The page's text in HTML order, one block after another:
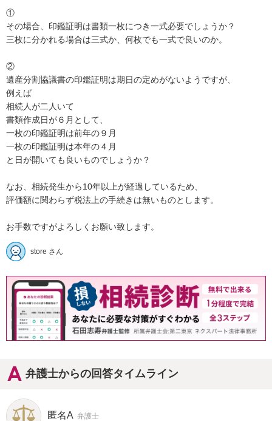
①
その場合、印鑑証明は書類一枚につき一式必要でしょうか？
三枚に分かれる場合は三式か、何枚でも一式で良いのか。
②
遺産分割協議書の印鑑証明は期日の定めがないようですが、
例えば
相続人が二人いて
書類作成日が６月として、
一枚の印鑑証明は前年の９月
一枚の印鑑証明は本年の４月
と日が開いても良いものでしょうか？
なお、相続発生から10年以上が経過しているため、
評価額に関わらず税法上の手続きは無いものとします。
お手数ですがよろしくお願い致します。
store さん
弁護士からの回答タイムライン
匿名A 弁護士